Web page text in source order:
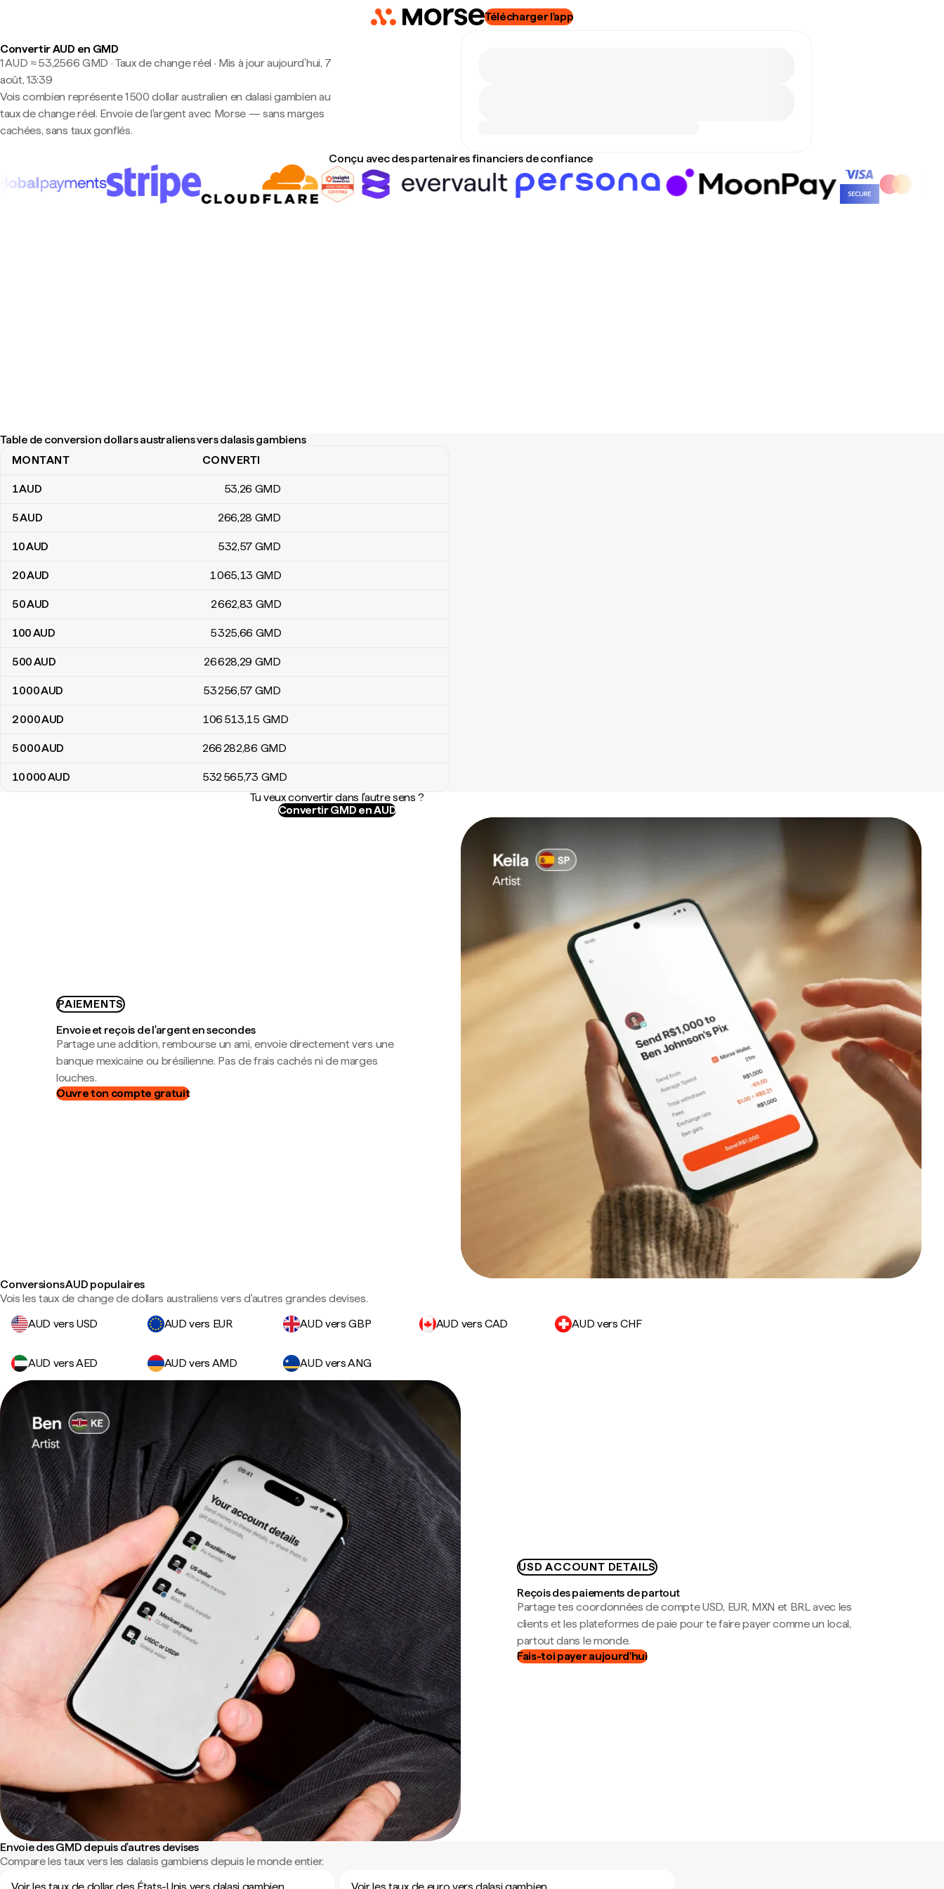
Télécharger l'app
Convertir AUD en GMD
1 AUD ≈ 53,2566 GMD · Taux de change réel · Mis à jour aujourd’hui, 7
août, 13:39
Vois combien représente 1 500 dollar australien en dalasi gambien au
taux de change réel. Envoie de l'argent avec Morse — sans marges
cachées, sans taux gonflés.
Conçu avec des partenaires financiers de confiance
Table de conversion dollars australiens vers dalasis gambiens
Table de conversion dollars australiens vers dalasis gambiens
MONTANT CONVERTI
1AUD 53,26 GMD
5AUD 266,28 GMD
10AUD 532,57 GMD
20AUD 1 065,13 GMD
50AUD 2 662,83 GMD
100AUD 5 325,66 GMD
500AUD 26 628,29 GMD
1 000AUD 53 256,57 GMD
2 000AUD 106 513,15 GMD
5 000AUD 266 282,86 GMD
10 000AUD 532 565,73 GMD
Tu veux convertir dans l'autre sens ?
Convertir GMD en AUD
PAIEMENTS
Envoie et reçois de l'argent en secondes
Partage une addition, rembourse un ami, envoie directement vers une
banque mexicaine ou brésilienne. Pas de frais cachés ni de marges
louches.
Ouvre ton compte gratuit
Conversions AUD populaires
Vois les taux de change de dollars australiens vers d'autres grandes devises.
AUD vers USD
AUD vers EUR AUD vers GBP AUD vers CAD AUD vers CHF
AUD vers AED AUD vers AMD AUD vers ANG
USD ACCOUNT DETAILS
Reçois des paiements de partout
Partage tes coordonnées de compte USD, EUR, MXN et BRL avec les
clients et les plateformes de paie pour te faire payer comme un local,
partout dans le monde.
Fais-toi payer aujourd'hui
Envoie des GMD depuis d'autres devises
Compare les taux vers les dalasis gambiens depuis le monde entier.